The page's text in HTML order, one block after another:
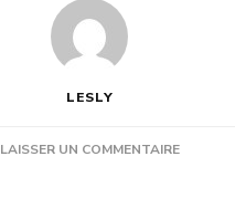
LESLY
LAISSER UN COMMENTAIRESUR